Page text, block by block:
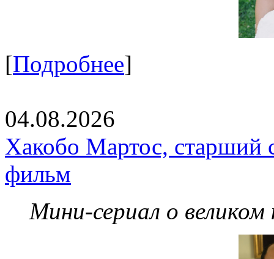
[Подробнее]
04.08.2026
Хакобо Мартос, старший
фильм
Мини-сериал о великом